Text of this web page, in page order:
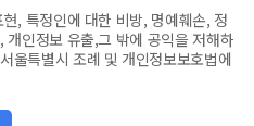
, 특정인에 대한 비방, 명예훼손, 정
인정보 유출,그 밖에 공익을 저해하
울특별시 조례 및 개인정보보호법에